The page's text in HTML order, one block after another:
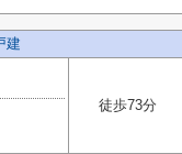
建
徒歩73分